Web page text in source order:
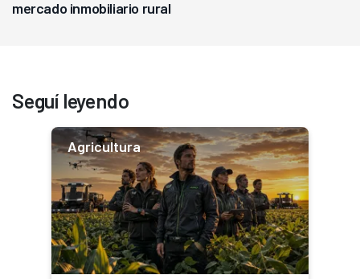
mercado inmobiliario rural
Seguí leyendo
Agricultura